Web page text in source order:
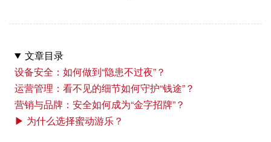
文章目录
设备安全：如何做到“隐患不过夜”？
运营管理：看不见的细节如何守护“钱途”？
营销与品牌：安全如何成为“金字招牌”？
▶ 为什么选择蜜动游乐？